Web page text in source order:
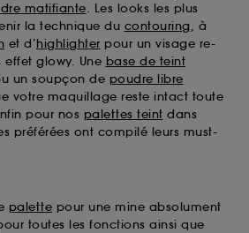
matifiante. Les looks les plus
la technique du contouring, à
et d’highlighter pour un visage re-
glowy. Une base de teint
un soupçon de poudre libre
votre maquillage reste intact toute
pour nos palettes teint dans
préférées ont compilé leurs must-
palette pour une mine absolument
toutes les fonctions ainsi que